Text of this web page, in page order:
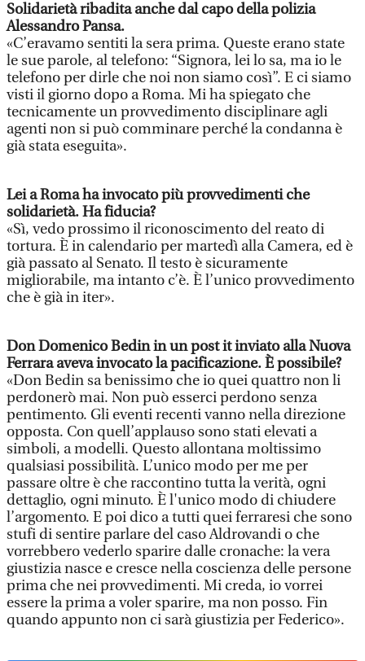
Solidarietà ribadita anche dal capo della polizia
Alessandro Pansa.
«C’eravamo sentiti la sera prima. Queste erano state
le sue parole, al telefono: “Signora, lei lo sa, ma io le
telefono per dirle che noi non siamo così”. E ci siamo
visti il giorno dopo a Roma. Mi ha spiegato che
tecnicamente un provvedimento disciplinare agli
agenti non si può comminare perché la condanna è
già stata eseguita».
Lei a Roma ha invocato più provvedimenti che
solidarietà. Ha fiducia?
«Sì, vedo prossimo il riconoscimento del reato di
tortura. È in calendario per martedì alla Camera, ed è
già passato al Senato. Il testo è sicuramente
migliorabile, ma intanto c’è. È l’unico provvedimento
che è già in iter».
Don Domenico Bedin in un post it inviato alla Nuova
Ferrara aveva invocato la pacificazione. È possibile?
«Don Bedin sa benissimo che io quei quattro non li
perdonerò mai. Non può esserci perdono senza
pentimento. Gli eventi recenti vanno nella direzione
opposta. Con quell’applauso sono stati elevati a
simboli, a modelli. Questo allontana moltissimo
qualsiasi possibilità. L’unico modo per me per
passare oltre è che raccontino tutta la verità, ogni
dettaglio, ogni minuto. È l'unico modo di chiudere
l’argomento. E poi dico a tutti quei ferraresi che sono
stufi di sentire parlare del caso Aldrovandi o che
vorrebbero vederlo sparire dalle cronache: la vera
giustizia nasce e cresce nella coscienza delle persone
prima che nei provvedimenti. Mi creda, io vorrei
essere la prima a voler sparire, ma non posso. Fin
quando appunto non ci sarà giustizia per Federico».